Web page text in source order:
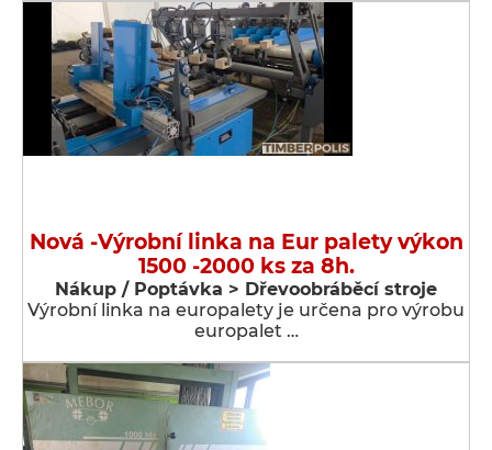
Nová -Výrobní linka na Eur palety výkon
1500 -2000 ks za 8h.
Nákup / Poptávka > Dřevoobráběcí stroje
Výrobní linka na europalety je určena pro výrobu
europalet …